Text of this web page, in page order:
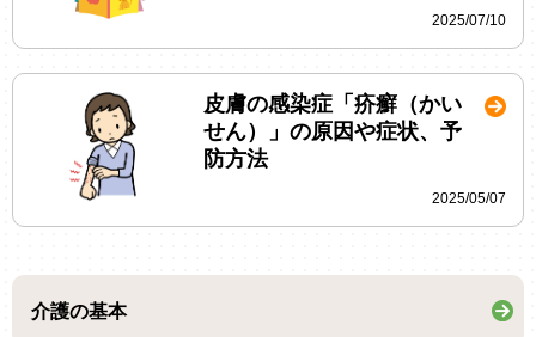
2025/07/10
皮膚の感染症「疥癬（かい
せん）」の原因や症状、予
防方法
2025/05/07
介護の基本